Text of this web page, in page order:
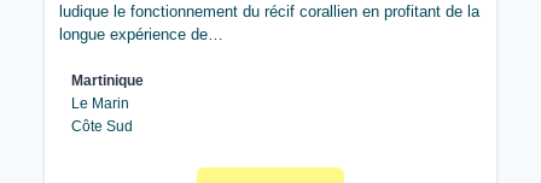
ludique le fonctionnement du récif corallien en profitant de la
longue expérience de…
Martinique
Le Marin
Côte Sud